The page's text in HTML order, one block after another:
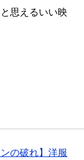
思えるいい映
の破れ】洋服